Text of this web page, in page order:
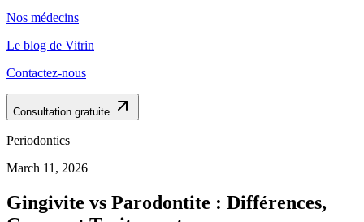
Nos médecins
Le blog de Vitrin
Contactez-nous
Consultation gratuite
Periodontics
March 11, 2026
Gingivite vs Parodontite : Différences,